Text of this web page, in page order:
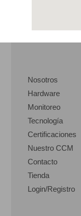
Nosotros
Hardware
Monitoreo
Tecnología
Certificaciones
Nuestro CCM
Contacto
Tienda
Login/Registro